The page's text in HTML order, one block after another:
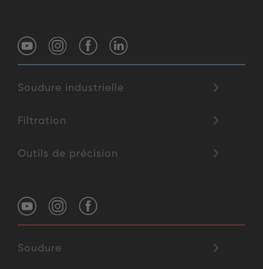
Soudure industrielle
Filtration
Outils de précision
Soudure